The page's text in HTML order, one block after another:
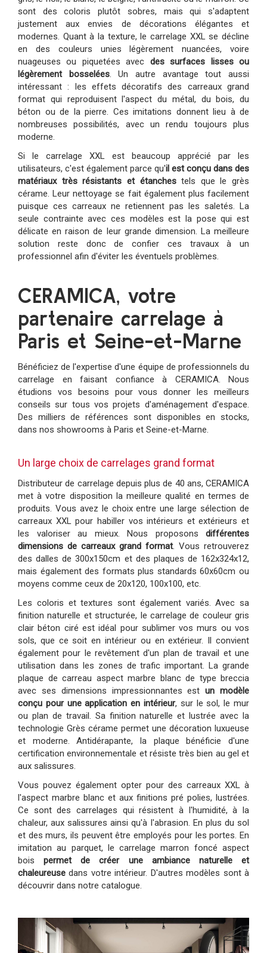
sont des coloris plutôt sobres, mais qui s'adaptent
justement aux envies de décorations élégantes et
modernes. Quant à la texture, le carrelage XXL se décline
en des couleurs unies légèrement nuancées, voire
nuageuses ou piquetées avec des surfaces lisses ou
légèrement bosselées. Un autre avantage tout aussi
intéressant : les effets décoratifs des carreaux grand
format qui reproduisent l'aspect du métal, du bois, du
béton ou de la pierre. Ces imitations donnent lieu à de
nombreuses possibilités, avec un rendu toujours plus
moderne.
Si le carrelage XXL est beaucoup apprécié par les
utilisateurs, c'est également parce qu'il est conçu dans des
matériaux très résistants et étanchestels que le grès
cérame. Leur nettoyage se fait également plus facilement
puisque ces carreaux ne retiennent pas les saletés. La
seule contrainte avec ces modèles est la pose qui est
délicate en raison de leur grande dimension. La meilleure
solution reste donc de confier ces travaux à un
professionnel afin d'éviter les éventuels problèmes.
CERAMICA, votre
partenaire carrelage à
Paris et Seine-et-Marne
Bénéficiez de l'expertise d'une équipe de professionnels du
carrelage en faisant confiance à CERAMICA. Nous
étudions vos besoins pour vous donner les meilleurs
conseils sur tous vos projets d'aménagement d'espace.
Des milliers de références sont disponibles en stocks,
dans nos showrooms à Paris et Seine-et-Marne.
Un large choix de carrelages grand format
Distributeur de carrelage depuis plus de 40 ans, CERAMICA
met à votre disposition la meilleure qualité en termes de
produits. Vous avez le choix entre une large sélection de
carreaux XXL pour habiller vos intérieurs et extérieurs et
les valoriser au mieux. Nous proposons différentes
dimensions de carreaux grand format. Vous retrouverez
des dalles de 300x150cm et des plaques de 162x324x12,
mais également des formats plus standards 60x60cm ou
moyens comme ceux de 20x120, 100x100, etc.
Les coloris et textures sont également variés. Avec sa
finition naturelle et structurée, le carrelage de couleur gris
clair béton ciré est idéal pour sublimer vos murs ou vos
sols, que ce soit en intérieur ou en extérieur. Il convient
également pour le revêtement d'un plan de travail et une
utilisation dans les zones de trafic important. La grande
plaque de carreau aspect marbre blanc de type breccia
avec ses dimensions impressionnantes estun modèle
conçu pour une application en intérieur, sur le sol, le mur
ou plan de travail. Sa finition naturelle et lustrée avec la
technologie Grès cérame permet une décoration luxueuse
et moderne. Antidérapante, la plaque bénéficie d'une
certification environnementale et résiste très bien au gel et
aux salissures.
Vous pouvez également opter pour des carreaux XXL à
l'aspect marbre blanc et aux finitions pré polies, lustrées.
Ce sont des carrelages qui résistent à l'humidité, à la
chaleur, aux salissures ainsi qu'à l'abrasion. En plus du sol
et des murs, ils peuvent être employés pour les portes. En
imitation au parquet, le carrelage marron foncé aspect
boispermet de créer une ambiance naturelle et
chaleureuse dans votre intérieur. D'autres modèles sont à
découvrir dans notre catalogue.